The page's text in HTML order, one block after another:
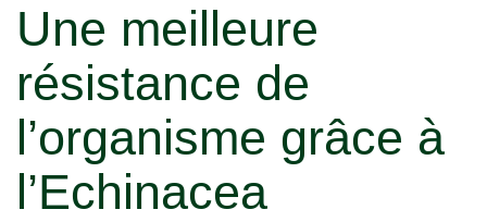
Une meilleure
résistance de
l’organisme grâce à
l’Echinacea